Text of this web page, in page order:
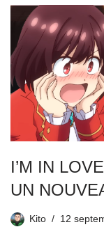
I’M IN
UN
Kito 12